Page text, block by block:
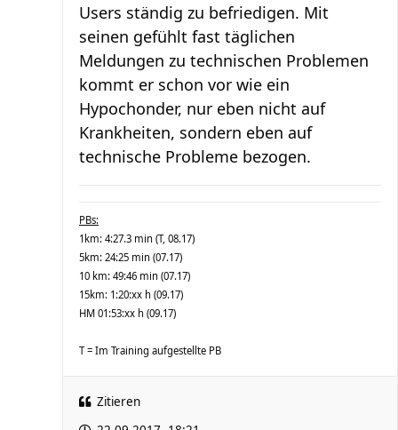
Users ständig zu befriedigen. Mit
seinen gefühlt fast täglichen
Meldungen zu technischen Problemen
kommt er schon vor wie ein
Hypochonder, nur eben nicht auf
Krankheiten, sondern eben auf
technische Probleme bezogen.
PBs:
1km: 4:27.3 min (T, 08.17)
5km: 24:25 min (07.17)
10 km: 49:46 min (07.17)
15km: 1:20:xx h (09.17)
HM 01:53:xx h (09.17)
T = Im Training aufgestellte PB
Zitieren